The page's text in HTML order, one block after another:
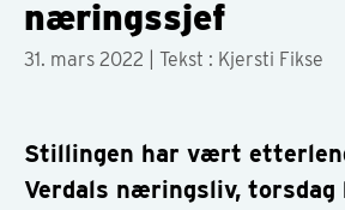
næringssjef
31. mars 2022 | Tekst : Kjersti Fikse
Stillingen har vært
Verdals næringsliv, torsdag